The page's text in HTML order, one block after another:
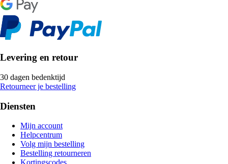
Levering en retour
30 dagen bedenktijd
Retourneer je bestelling
Diensten
Mijn account
Helpcentrum
Volg mijn bestelling
Bestelling retourneren